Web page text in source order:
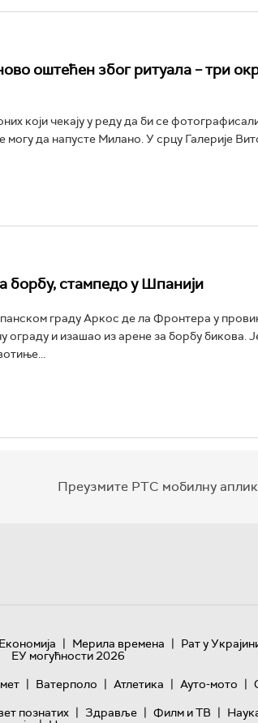
оштећен због ритуала – три
који чекају у реду да би се
могу да напусте Милано. У срцу Галерије
борбу, стампедо у Шпанији
граду Аркос де ла Фронтера у
ограду и изашао из арене за борбу бикова.
Преузмите РТС мобилну
Економија | Мерила времена | Рат у
ЕУ могућности 2026
| Ватерполо | Атлетика | Ауто-мото |
познатих | Здравље | Филм и ТВ |